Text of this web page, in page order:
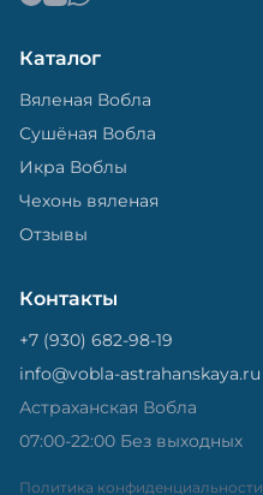
Каталог
Вяленая Вобла
Сушёная Вобла
Икра Воблы
Чехонь вяленая
Отзывы
Контакты
+7 (930) 682-98-19
info@vobla-astrahanskaya.ru
Астраханская Вобла
07:00-22:00 Без выходных
Политика конфиденциальности